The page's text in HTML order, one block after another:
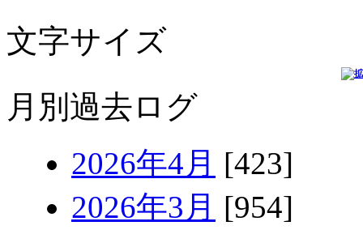
文字サイズ
月別過去ログ
2026年4月 [423]
2026年3月 [954]